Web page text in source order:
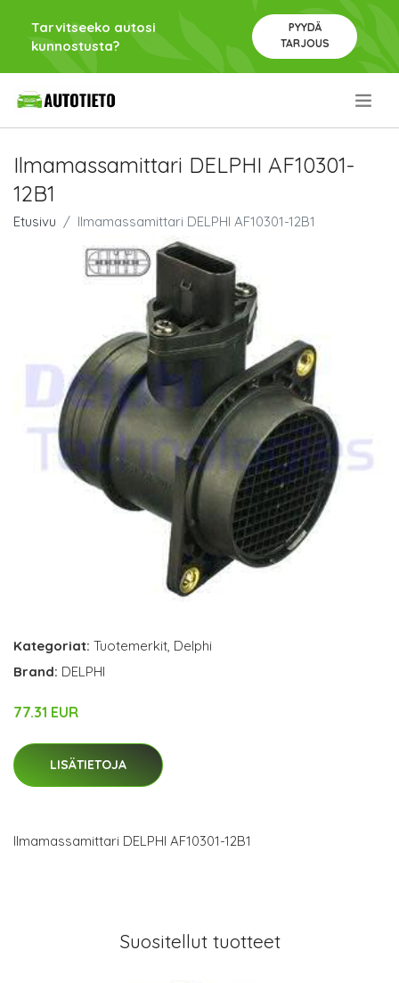
Tarvitseeko autosi
kunnostusta?
PYYDÄ
TARJOUS
Ilmamassamittari DELPHI AF10301-
12B1
Etusivu Ilmamassamittari DELPHI AF10301-12B1
Kategoriat: Tuotemerkit, Delphi
Brand: DELPHI
77.31 EUR
LISÄTIETOJA
Ilmamassamittari DELPHI AF10301-12B1
Suositellut tuotteet